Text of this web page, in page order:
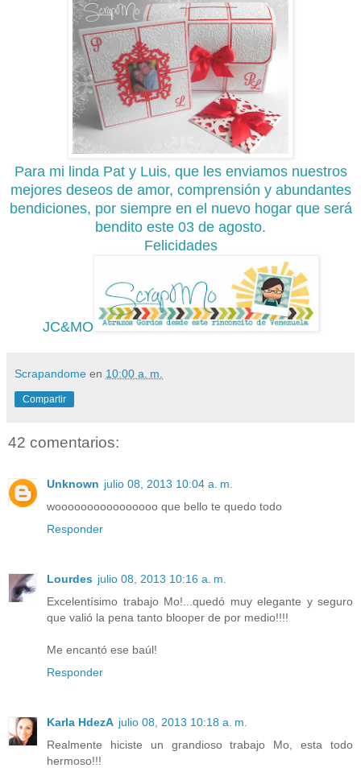
Para mi linda Pat y Luis, que les enviamos nuestros
mejores deseos de amor, comprensión y abundantes
bendiciones, por siempre en el nuevo hogar que será
bendito este 03 de agosto.
Felicidades
JC&MO
Scrapandome en 10:00 a. m.
Compartir
42 comentarios:
Unknown julio 08, 2013 10:04 a. m.
woooooooooooooooo que bello te quedo todo
Responder
Lourdes julio 08, 2013 10:16 a. m.
Excelentísimo trabajo Mo!...quedó muy elegante y seguro
que valió la pena tanto blooper de por medio!!!!
Me encantó ese baúl!
Responder
Karla HdezA julio 08, 2013 10:18 a. m.
Realmente hiciste un grandioso trabajo Mo, esta todo
hermoso!!!